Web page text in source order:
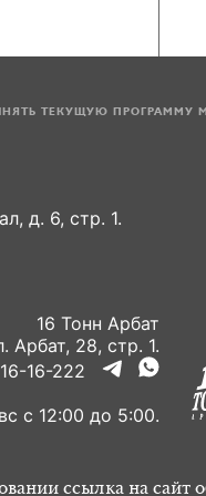
ТЕКУЩУЮ ПРОГРАММУ
д. 6, стр. 1.
16 Тонн Арбат
Арбат, 28, стр. 1.
16-222
с 12:00 до 5:00.
ссылка на сайт